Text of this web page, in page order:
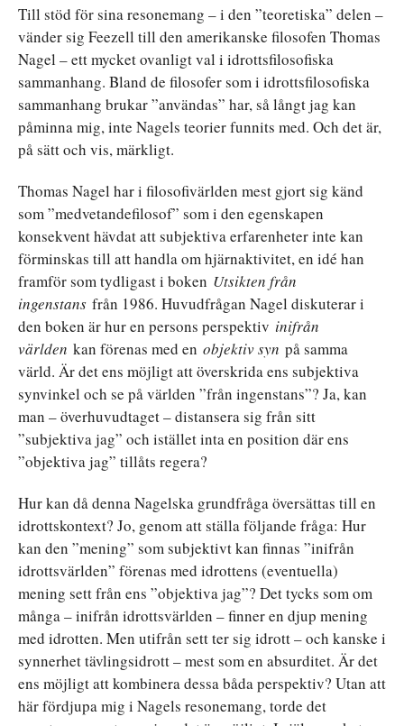
Till stöd för sina resonemang – i den ”teoretiska” delen –
vänder sig Feezell till den amerikanske filosofen Thomas
Nagel – ett mycket ovanligt val i idrottsfilosofiska
sammanhang. Bland de filosofer som i idrottsfilosofiska
sammanhang brukar ”användas” har, så långt jag kan
påminna mig, inte Nagels teorier funnits med. Och det är,
på sätt och vis, märkligt.
Thomas Nagel har i filosofivärlden mest gjort sig känd
som ”medvetandefilosof” som i den egenskapen
konsekvent hävdat att subjektiva erfarenheter inte kan
förminskas till att handla om hjärnaktivitet, en idé han
framför som tydligast i boken Utsikten från
ingenstans från 1986. Huvudfrågan Nagel diskuterar i
den boken är hur en persons perspektiv inifrån
världen kan förenas med en objektiv syn på samma
värld. Är det ens möjligt att överskrida ens subjektiva
synvinkel och se på världen ”från ingenstans”? Ja, kan
man – överhuvudtaget – distansera sig från sitt
”subjektiva jag” och istället inta en position där ens
”objektiva jag” tillåts regera?
Hur kan då denna Nagelska grundfråga översättas till en
idrottskontext? Jo, genom att ställa följande fråga: Hur
kan den ”mening” som subjektivt kan finnas ”inifrån
idrottsvärlden” förenas med idrottens (eventuella)
mening sett från ens ”objektiva jag”? Det tycks som om
många – inifrån idrottsvärlden – finner en djup mening
med idrotten. Men utifrån sett ter sig idrott – och kanske i
synnerhet tävlingsidrott – mest som en absurditet. Är det
ens möjligt att kombinera dessa båda perspektiv? Utan att
här fördjupa mig i Nagels resonemang, torde det